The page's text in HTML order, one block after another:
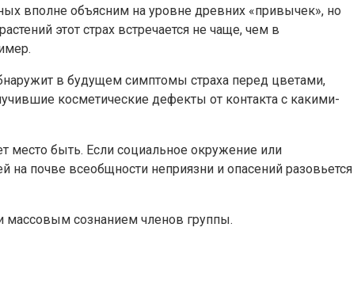
вполне объясним на уровне древних «привычек», но
этот страх встречается не чаще, чем в
в будущем симптомы страха перед цветами,
косметические дефекты от контакта с какими-
место быть. Если социальное окружение или
почве всеобщности неприязни и опасений разовьется
массовым сознанием членов группы.